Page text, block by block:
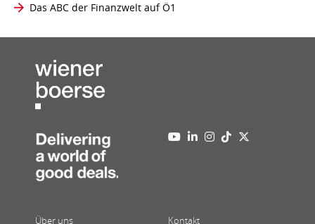
Das ABC der Finanzwelt auf Ö1
Über uns Kontakt